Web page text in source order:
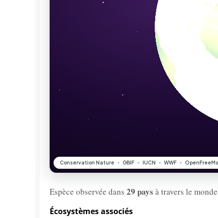
Espèce observée dans 29 pays à travers le
Écosystèmes associés